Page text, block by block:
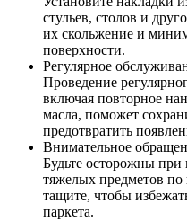
стульев, столов и
их скольжение и
поверхности.
Регулярное
Проведение
включая повторное
масла, поможет
предотвратить
Внимательное
Будьте осторожны
тяжелых предметов
тащите, чтобы
паркета.